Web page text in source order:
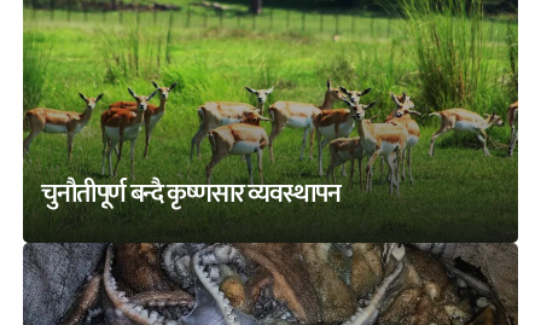
चुनौतीपूर्ण बन्दै कृष्णसार व्यवस्थापन